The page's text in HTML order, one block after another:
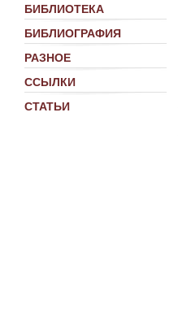
БИБЛИОТЕКА
БИБЛИОГРАФИЯ
РАЗНОЕ
ССЫЛКИ
СТАТЬИ